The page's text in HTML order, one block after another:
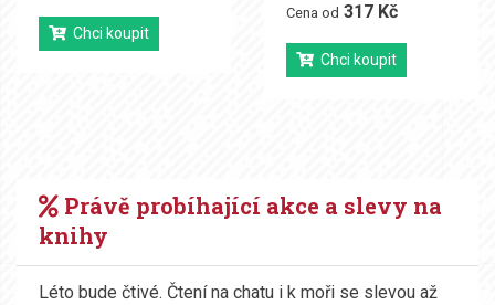
Chci koupit
Cena od 317 Kč
Chci koupit
Právě probíhající akce a slevy na
knihy
Léto bude čtivé. Čtení na chatu i k moři se slevou až